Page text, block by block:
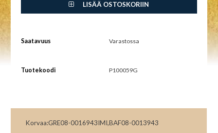
LISÄÄ OSTOSKORIIN
Saatavuus Varastossa
Tuotekoodi P100059G
Korvaa:GRE08-0016943IMI,BAF08-0013943